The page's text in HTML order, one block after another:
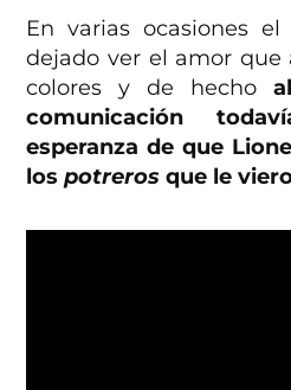
En varias ocasiones
dejado ver el amor que
colores y de hecho
comunicación
esperanza de que
lospotreros que le